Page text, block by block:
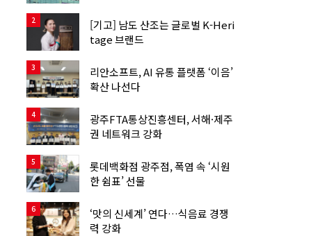
2
[기고] 남도 산조는 글로벌 K-Heri
tage 브랜드
3
리안소프트, AI 유통 플랫폼 ‘이음’
확산 나선다
4
광주FTA통상진흥센터, 서해·제주
권 네트워크 강화
5
롯데백화점 광주점, 폭염 속 ‘시원
한 쉼표’ 선물
6
‘맛의 신세계’ 연다…식음료 경쟁
력 강화